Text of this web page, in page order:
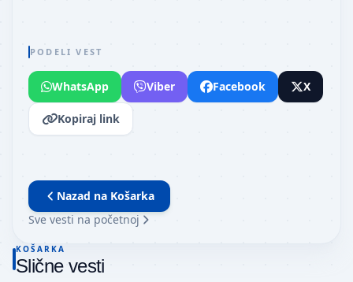
PODELI VEST
WhatsApp Viber Facebook X
Kopiraj link
Nazad na Košarka
Sve vesti na početnoj
KOŠARKA
Slične vesti